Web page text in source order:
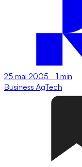
25 mai 2005 - 1 min
Business AgTech